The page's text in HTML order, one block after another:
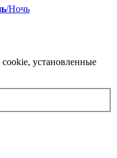
/Ночь
установленные